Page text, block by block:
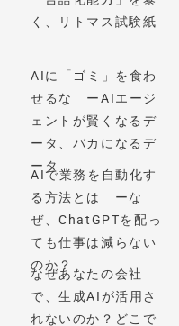
く、リトマス試験紙
AIに「ゴミ」を食わ
せるな ーAIエージ
ェントが賢くなるデ
ータ、バカになるデ
ータ
AIで業務を自動化す
る方法とは ーな
ぜ、ChatGPTを配っ
ても仕事は減らない
のか？
なぜあなたの会社
で、生成AIが活用さ
れないのか？どこで